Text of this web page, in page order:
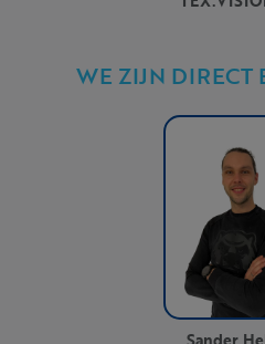
WE ZIJN DIRECT